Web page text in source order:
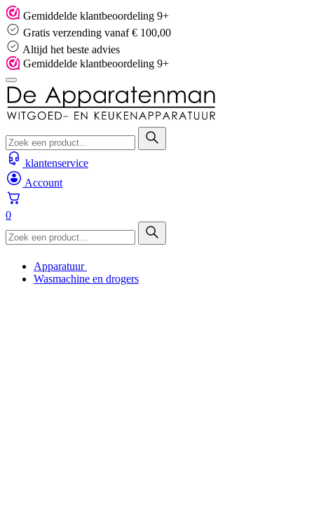
Skip
to
content
Gemiddelde klantbeoordeling 9+
Gratis verzending vanaf € 100,00
Altijd het beste advies
Gemiddelde klantbeoordeling 9+
klantenservice
Account
0
Apparatuur
Wasmachine en drogers